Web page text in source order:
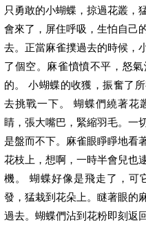
只勇敢的小蝴蝶，掠過花叢，
會來了，屏住呼吸，生怕自己
去。正當麻雀撲過去的時候，
了個空。麻雀憤憤不平，怒
的。 小蝴蝶的收獲，振奮了
去挑戰一下。 蝴蝶們繞著花
睛，張大嘴巴，緊縮羽毛。一
是盤而不下。麻雀眼睜睜地看
花枝上，想啊，一時半會兒也
機。 蝴蝶好像是飛走了，可
發，猛栽到花朵上。瞇著眼的
過去。蝴蝶們沾到花粉即刻返